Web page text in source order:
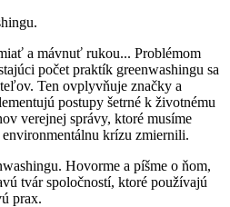
a mávnuť rukou... Problémom
počet praktík greenwashingu sa
Ten ovplyvňuje značky a
postupy šetrné k životnému
verejnej správy, ktoré musíme
krízu zmiernili.
Hovorme a píšme o ňom,
tvár spoločností, ktoré používajú
prax.